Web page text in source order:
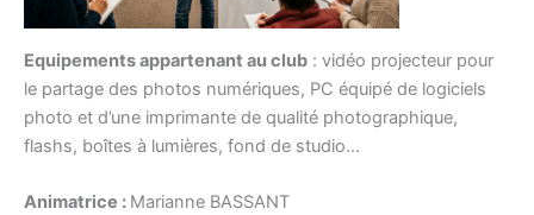
Equipements appartenant au club : vidéo projecteur pour
le partage des photos numériques, PC équipé de logiciels
photo et d’une imprimante de qualité photographique,
flashs, boîtes à lumières, fond de studio…
Animatrice : Marianne BASSANT